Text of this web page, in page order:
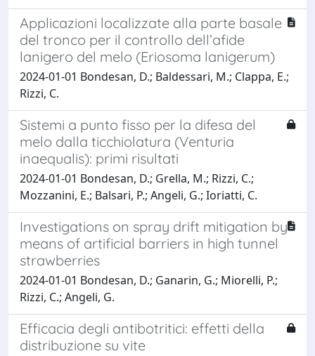
Applicazioni localizzate alla parte basale
del tronco per il controllo dell’afide
lanigero del melo (Eriosoma lanigerum)
2024-01-01 Bondesan, D.; Baldessari, M.; Clappa, E.;
Rizzi, C.
Sistemi a punto fisso per la difesa del
melo dalla ticchiolatura (Venturia
inaequalis): primi risultati
2024-01-01 Bondesan, D.; Grella, M.; Rizzi, C.;
Mozzanini, E.; Balsari, P.; Angeli, G.; Ioriatti, C.
Investigations on spray drift mitigation by
means of artificial barriers in high tunnel
strawberries
2024-01-01 Bondesan, D.; Ganarin, G.; Miorelli, P.;
Rizzi, C.; Angeli, G.
Efficacia degli antibotritici: effetti della
distribuzione su vite